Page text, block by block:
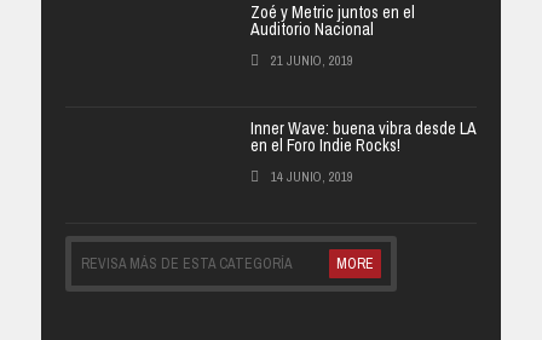
Zoé y Metric juntos en el
Auditorio Nacional
21 JUNIO, 2019
Inner Wave: buena vibra desde LA
en el Foro Indie Rocks!
14 JUNIO, 2019
REVISA MÁS DE ESTA CATEGORÍA MORE